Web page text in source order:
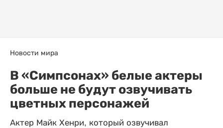
Новости мира
В «Симпсонах» белые актеры
больше не будут озвучивать
цветных персонажей
Актер Майк Хенри, который озвучивал